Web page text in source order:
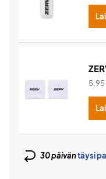
5,95
30 päiväntäysi